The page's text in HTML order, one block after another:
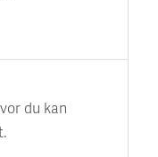
du kan